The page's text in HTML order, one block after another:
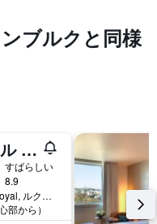
ブルクと同様
ル ロイヤル ホテルズ & リゾーツ
すばらしい
8.9
12 Boulevard Royal, ルクセンブルク, ルクセンブルク郡, ルクセンブルク
部から）